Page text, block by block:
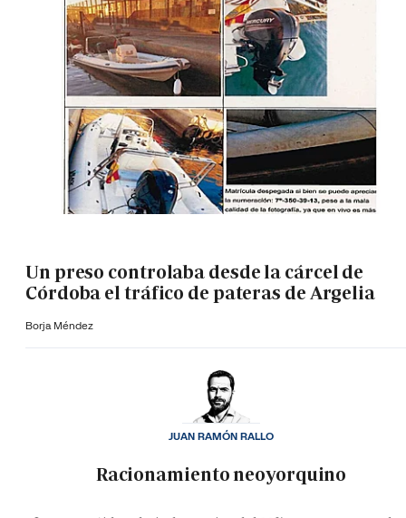
Un preso controlaba desde la cárcel de
Córdoba el tráfico de pateras de Argelia
Borja Méndez
Racionamiento neoyorquino
JUAN RAMÓN RALLO